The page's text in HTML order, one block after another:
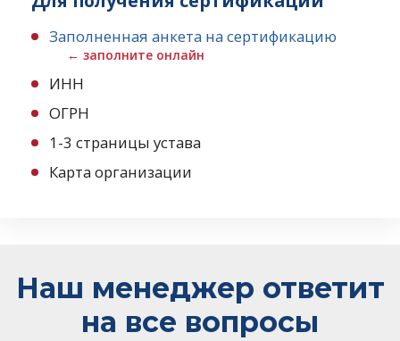
Заполненная анкета на сертификацию
← заполните онлайн
ИНН
ОГРН
1-3 страницы устава
Карта организации
Наш менеджер ответит
на все вопросы